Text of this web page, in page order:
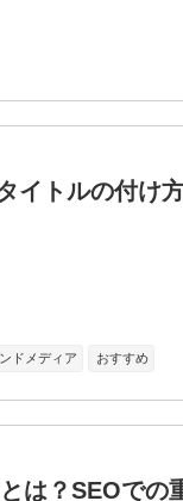
イトルの付け
ドメディア おすすめ
は？SEOでの